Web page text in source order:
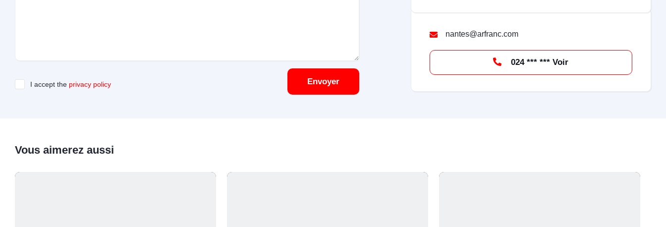
I accept the privacy policy Envoyer
nantes@arfranc.com
024 *** *** Voir
Vous aimerez aussi